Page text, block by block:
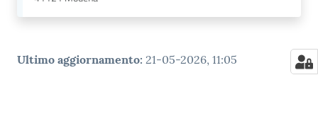
Ultimo aggiornamento: 21-05-2026, 11:05